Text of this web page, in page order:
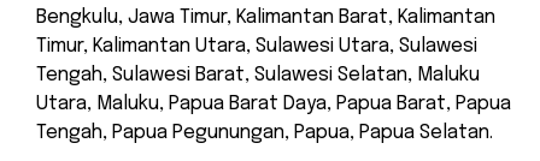
Bengkulu, Jawa Timur, Kalimantan Barat, Kalimantan
Timur, Kalimantan Utara, Sulawesi Utara, Sulawesi
Tengah, Sulawesi Barat, Sulawesi Selatan, Maluku
Utara, Maluku, Papua Barat Daya, Papua Barat, Papua
Tengah, Papua Pegunungan, Papua, Papua Selatan.